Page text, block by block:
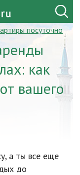
посуточно
как
вашего
а ты все еще
до